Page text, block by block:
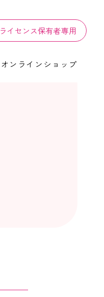
ライセンス保有者専用
オンラインショップ